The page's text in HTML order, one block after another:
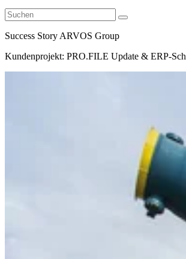
Success Story ARVOS Group
Kundenprojekt: PRO.FILE Update & ERP-